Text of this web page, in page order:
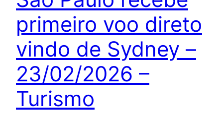
primeiro voo direto
vindo de Sydney –
23/02/2026 –
Turismo